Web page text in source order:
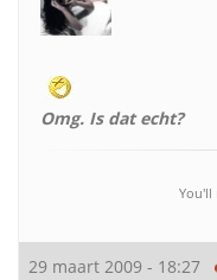
Omg. Is dat echt?
You'll
29 maart 2009 - 18:27